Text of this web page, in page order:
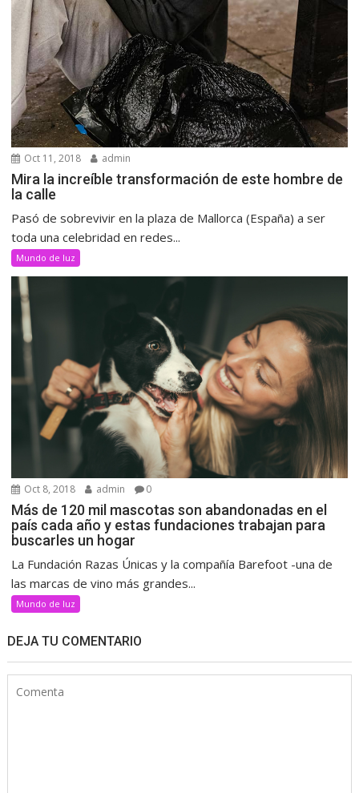
Oct 11, 2018 admin
Mira la increíble transformación de este hombre de
la calle
Pasó de sobrevivir en la plaza de Mallorca (España) a ser
toda una celebridad en redes...
Mundo de luz
Oct 8, 2018 admin 0
Más de 120 mil mascotas son abandonadas en el
país cada año y estas fundaciones trabajan para
buscarles un hogar
La Fundación Razas Únicas y la compañía Barefoot -una de
las marcas de vino más grandes...
Mundo de luz
DEJA TU COMENTARIO